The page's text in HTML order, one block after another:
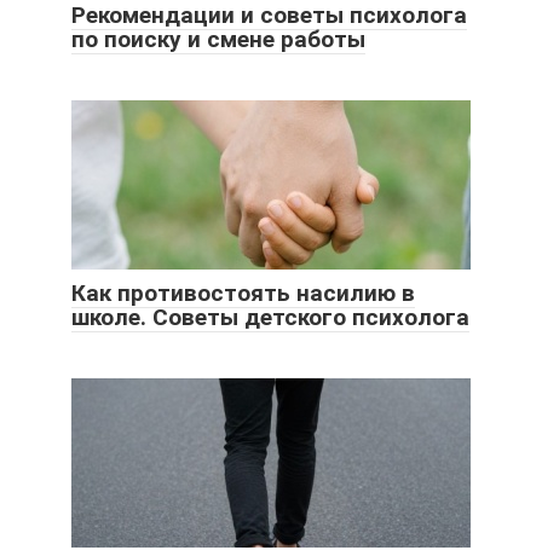
Рекомендации и советы психолога
по поиску и смене работы
Как противостоять насилию в
школе. Советы детского психолога